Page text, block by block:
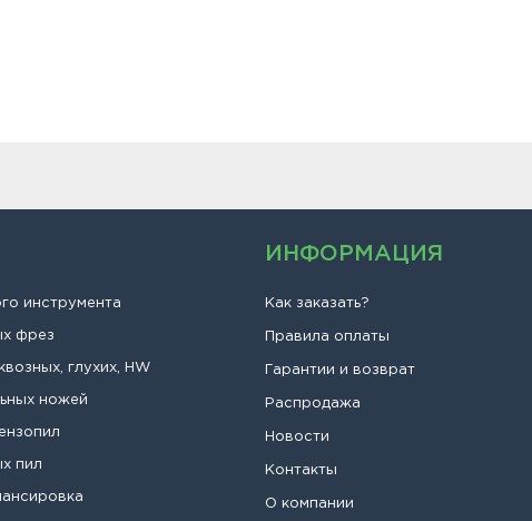
инструмента
фрез
глухих, HW
ножей
пил
ИНФОРМАЦИЯ
Как заказать?
Правила оплаты
Гарантии и возврат
Распродажа
Новости
Контакты
О компании